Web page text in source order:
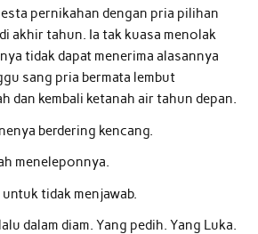
pernikahan dengan pria pilihan
akhir tahun. Ia tak kuasa menolak
tidak dapat menerima alasannya
sang pria bermata lembut
dan kembali ketanah air tahun depan.
berdering kencang.
meneleponnya.
tidak menjawab.
dalam diam. Yang pedih. Yang Luka.